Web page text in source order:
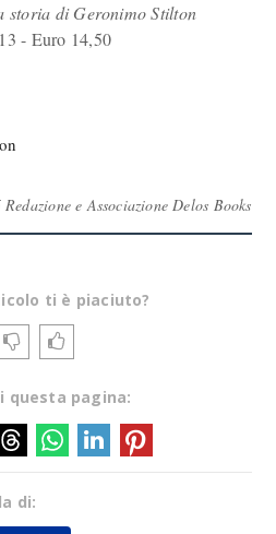
storia di Geronimo Stilton
- Euro 14,50
e Associazione Delos Books
ti è piaciuto?
questa pagina:
di: